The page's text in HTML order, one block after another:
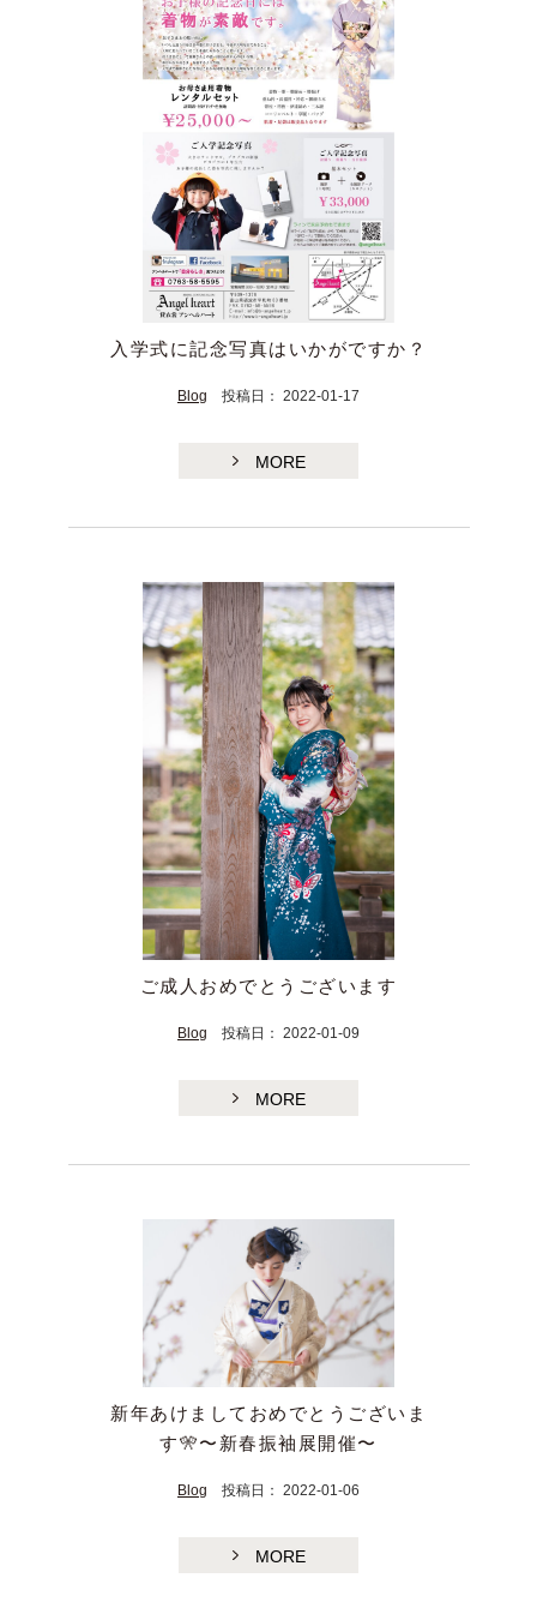
入学式に記念写真はいかがですか？
Blog 投稿日： 2022-01-17
MORE
ご成人おめでとうございます
Blog 投稿日： 2022-01-09
MORE
新年あけましておめでとうございま
す🎌〜新春振袖展開催〜
Blog 投稿日： 2022-01-06
MORE